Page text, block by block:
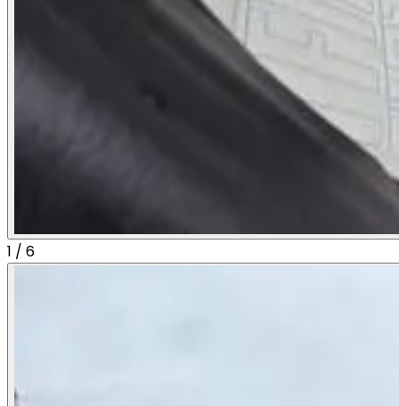
1 / 6